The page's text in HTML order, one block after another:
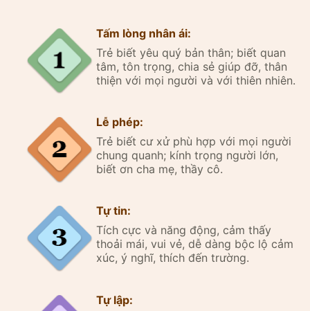
Tấm lòng nhân ái:
Trẻ biết yêu quý bản thân; biết quan
tâm, tôn trọng, chia sẻ giúp đỡ, thân
thiện với mọi người và với thiên nhiên.
Lễ phép:
Trẻ biết cư xử phù hợp với mọi người
chung quanh; kính trọng người lớn,
biết ơn cha mẹ, thầy cô.
Tự tin:
Tích cực và năng động, cảm thấy
thoải mái, vui vẻ, dễ dàng bộc lộ cảm
xúc, ý nghĩ, thích đến trường.
Tự lập: